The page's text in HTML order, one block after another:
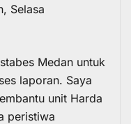
Selasa
Medan untuk
laporan. Saya
unit Harda
peristiwa